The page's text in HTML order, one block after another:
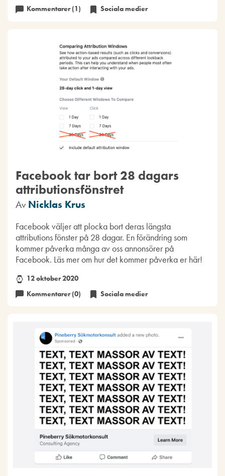
Kommentarer (1)
Sociala medier
Facebook tar bort 28 dagars
attributionsfönstret
Av Nicklas Krus
Facebook väljer att plocka bort deras längsta
attributions fönster på 28 dagar. En förändring som
kommer påverka många av oss annonsörer på
Facebook. Läs mer om hur det kommer påverka er här!
12 oktober 2020
Kommentarer (0)
Sociala medier